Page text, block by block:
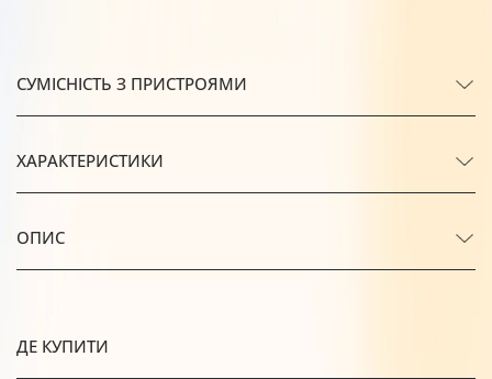
СУМІСНІСТЬ З ПРИСТРОЯМИ
ХАРАКТЕРИСТИКИ
ОПИС
ДЕ КУПИТИ